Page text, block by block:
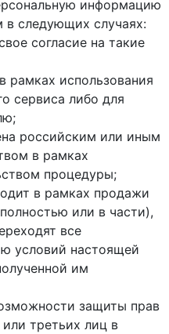
информацию
в следующих случаях:
согласие на такие
рамках использования
сервиса либо для
российским или иным
в рамках
процедуры;
в рамках продажи
или в части),
все
условий настоящей
им
защиты прав
третьих лиц в